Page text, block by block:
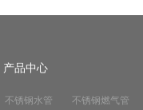
产品中心
不锈钢水管 不锈钢燃气管